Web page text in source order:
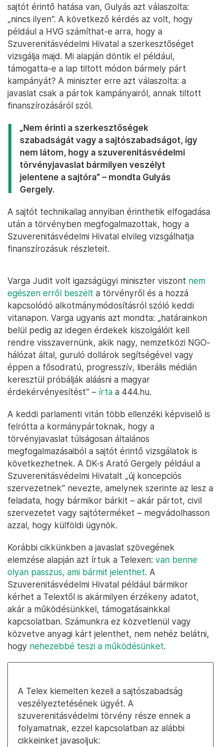
sajtót érintő hatása van, Gulyás azt válaszolta:
„nincs ilyen”. A következő kérdés az volt, hogy
például a HVG számíthat-e arra, hogy a
Szuverenitásvédelmi Hivatal a szerkesztőséget
vizsgálja majd. Mi alapján döntik el például,
támogatta-e a lap tiltott módon bármely párt
kampányát? A miniszter erre azt válaszolta: a
javaslat csak a pártok kampányairól, annak tiltott
finanszírozásáról szól.
„Nem érinti a szerkesztőségek
szabadságát vagy a sajtószabadságot, így
nem látom, hogy a szuverenitásvédelmi
törvényjavaslat bármilyen veszélyt
jelentene a sajtóra” – mondta Gulyás
Gergely.
A sajtót technikailag annyiban érinthetik elfogadása
után a törvényben megfogalmazottak, hogy a
Szuverenitásvédelmi Hivatal elvileg vizsgálhatja
finanszírozásuk részleteit.
Varga Judit volt igazságügyi miniszter viszont nem
egészen erről beszélt a törvényről és a hozzá
kapcsolódó alkotmánymódosításról szóló keddi
vitanapon. Varga ugyanis azt mondta: „határainkon
belül pedig az idegen érdekek kiszolgálóit kell
rendre visszavernünk, akik nagy, nemzetközi NGO-
hálózat által, guruló dollárok segítségével vagy
éppen a fősodratú, progresszív, liberális médián
keresztül próbálják aláásni a magyar
érdekérvényesítést” – írta a 444.hu.
A keddi parlamenti vitán több ellenzéki képviselő is
felrótta a kormánypártoknak, hogy a
törvényjavaslat túlságosan általános
megfogalmazásaiból a sajtót érintő vizsgálatok is
következhetnek. A DK-s Arató Gergely például a
Szuverenitásvédelmi Hivatalt „új koncepciós
szervezetnek” nevezte, amelynek szerinte az lesz a
feladata, hogy bármikor bárkit – akár pártot, civil
szervezetet vagy sajtóterméket – megvádolhasson
azzal, hogy külföldi ügynök.
Korábbi cikkünkben a javaslat szövegének
elemzése alapján azt írtuk a Telexen: van benne
olyan passzus, ami bármit jelenthet. A
Szuverenitásvédelmi Hivatal például bármikor
kérhet a Telextől is akármilyen érzékeny adatot,
akár a működésünkkel, támogatásainkkal
kapcsolatban. Számunkra ez közvetlenül vagy
közvetve anyagi kárt jelenthet, nem nehéz belátni,
hogy nehezebbé teszi a működésünket.
A Telex kiemelten kezeli a sajtószabadság
veszélyeztetésének ügyét. A
szuverenitásvédelmi törvény része ennek a
folyamatnak, ezzel kapcsolatban az alábbi
cikkeinket javasoljuk: